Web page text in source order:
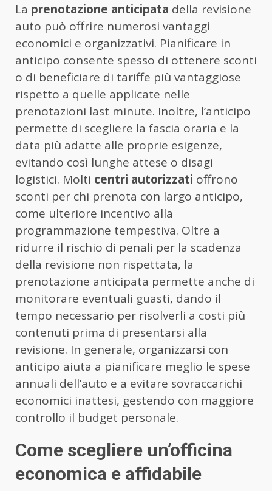
La prenotazione anticipata della revisione
auto può offrire numerosi vantaggi
economici e organizzativi. Pianificare in
anticipo consente spesso di ottenere sconti
o di beneficiare di tariffe più vantaggiose
rispetto a quelle applicate nelle
prenotazioni last minute. Inoltre, l’anticipo
permette di scegliere la fascia oraria e la
data più adatte alle proprie esigenze,
evitando così lunghe attese o disagi
logistici. Molti centri autorizzati offrono
sconti per chi prenota con largo anticipo,
come ulteriore incentivo alla
programmazione tempestiva. Oltre a
ridurre il rischio di penali per la scadenza
della revisione non rispettata, la
prenotazione anticipata permette anche di
monitorare eventuali guasti, dando il
tempo necessario per risolverli a costi più
contenuti prima di presentarsi alla
revisione. In generale, organizzarsi con
anticipo aiuta a pianificare meglio le spese
annuali dell’auto e a evitare sovraccarichi
economici inattesi, gestendo con maggiore
controllo il budget personale.
Come scegliere un’officina
economica e affidabile